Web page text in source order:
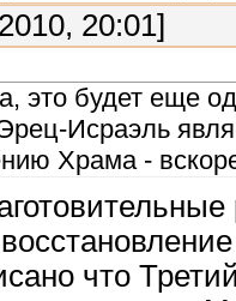
20:01]
это будет еще
Исраэль
Храма -
что